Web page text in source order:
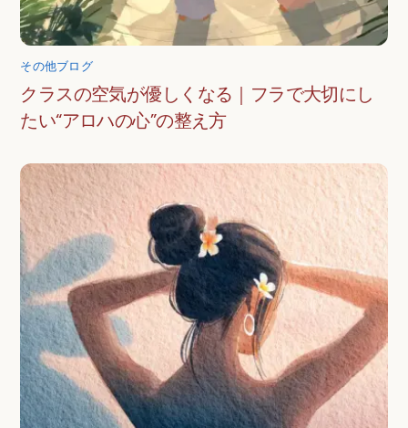
その他ブログ
クラスの空気が優しくなる｜フラで大切にし
たい“アロハの心”の整え方